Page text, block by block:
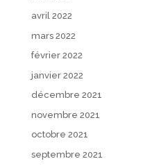
avril 2022
mars 2022
février 2022
janvier 2022
décembre 2021
novembre 2021
octobre 2021
septembre 2021